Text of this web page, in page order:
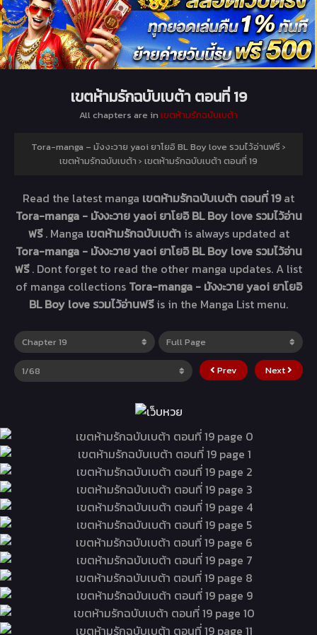
เขตห้ามรักฉบับเบต้า ตอนที่ 19
All chapters are in เขตห้ามรักฉบับเบต้า
Tora-manga – มังงะวาย yaoi ยาโยอิ BL Boy love รวมไว้อ่านฟรี ›
เขตห้ามรักฉบับเบต้า › เขตห้ามรักฉบับเบต้า ตอนที่ 19
Read the latest manga เขตห้ามรักฉบับเบต้า ตอนที่ 19at
Tora-manga - มังงะวาย yaoi ยาโยอิ BL Boy love รวมไว้อ่าน
ฟรี. Manga เขตห้ามรักฉบับเบต้า is always updated at
Tora-manga - มังงะวาย yaoi ยาโยอิ BL Boy love รวมไว้อ่าน
ฟรี. Dont forget to read the other manga updates. A list
of manga collections Tora-manga - มังงะวาย yaoi ยาโยอิ
BL Boy love รวมไว้อ่านฟรีis in the Manga List menu.
Prev Next